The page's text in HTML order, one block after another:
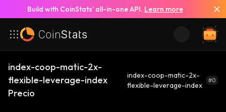
Build with CoinStats’ all-in-one API. Learn more
index-coop-matic-2x-
flexible-leverage-index
Precio
index-coop-matic-2x-
flexible-leverage-index
#0